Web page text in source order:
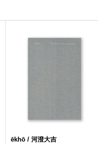
ēkhō / 河澄大吉